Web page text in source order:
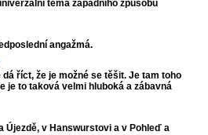
téma západního způsobu
angažmá.
říct, že je možné se těšit. Je tam toho
je to taková velmi hluboká a zábavná
Újezdě, v Hanswurstovi a v Pohleď a